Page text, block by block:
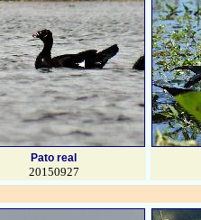
Pato real
20150927